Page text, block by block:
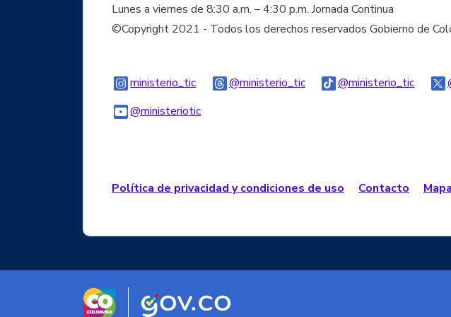
Lunes a viernes de 8:30 a.m. – 4:30 p.m. Jornada Continua
©Copyright 2021 - Todos los derechos reservados Gobierno de
ministerio_ticLogo Instagram
@ministerio_ticLogo Threads
@ministerio_ticLogo
@ministerioticLogo Youtube
Política de privacidad y condiciones de uso Contacto
Logo marca Colombia